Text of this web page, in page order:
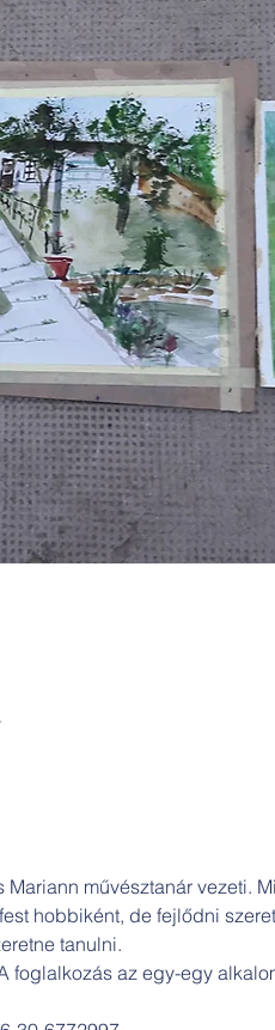
művésztanár vezeti.
hobbiként, de fejlődni
tanulni.
foglalkozás az egy-egy